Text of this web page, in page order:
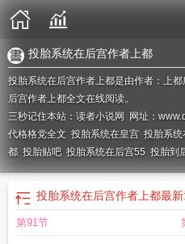
投胎系统在后宫作者上都
投胎系统在后宫作者上都是由作者：上
后宫作者上都全文在线阅读。
三秒记住本站：读者小说网 网址：
代格格党全文 投胎系统在皇宫 投胎系统
都 投胎贴吧 投胎系统在后宫55 投胎到
系统在后宫讲的什么投胎到古代投胎
胎系统在后官 投胎系统在后宫百度 投
统在后宫全文阅读
斗系统投胎很重要
投胎系统在后宫作者上都最
第91节